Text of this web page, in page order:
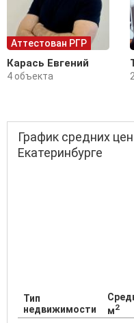
Аттестован РГР
Карась Евгений
4 объекта
График средних
Екатеринбурге
Тип
недвижимости
м2